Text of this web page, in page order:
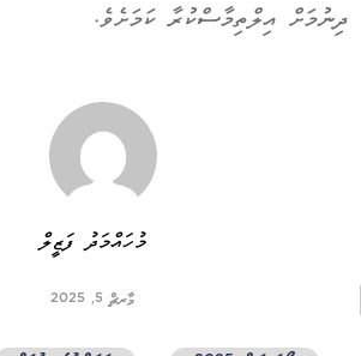
ދިނުމަށް އިލްތިމާސްކުރާ ކަމަށެވެ.
މުހައްމަދު ފަޒީލް
މާރޗް 5, 2025